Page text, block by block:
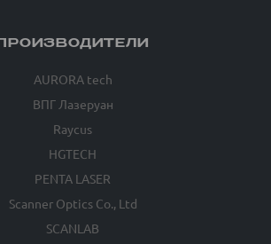
ПРОИЗВОДИТЕЛИ
AURORA tech
ВПГ Лазеруан
Raycus
HGTECH
PENTA LASER
Scanner Optics Co., Ltd
SCANLAB